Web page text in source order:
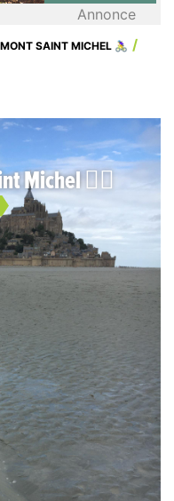
Annonce
SAINT MICHEL 🚴‍♀️
Michel 🚴‍♀️